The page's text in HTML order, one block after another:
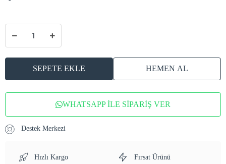
SEPETE EKLE HEMEN AL
WHATSAPP İLE SİPARİŞ VER
Destek Merkezi
Hızlı Kargo Fırsat Ürünü